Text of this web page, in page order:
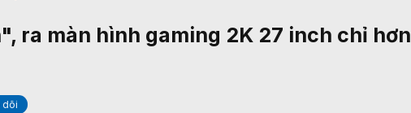
ra màn hình gaming 2K 27 inch chỉ hơn
dõi